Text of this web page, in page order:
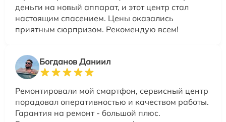
деньги на новый аппарат, и этот центр стал
настоящим спасением. Цены оказались
приятным сюрпризом. Рекомендую всем!
Богданов Даниил
Ремонтировали мой смартфон, сервисный центр
порадовал оперативностью и качеством работы.
Гарантия на ремонт - большой плюс.